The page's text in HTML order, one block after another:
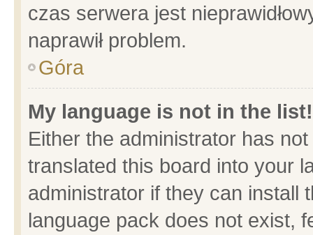
czas serwera jest
naprawił problem.
Góra
My language is not in the list!
Either the administrator has
translated this board into your
administrator if they can install
language pack does not exist,